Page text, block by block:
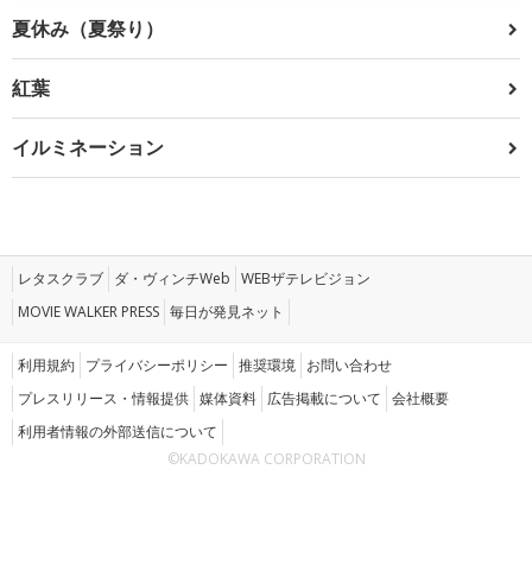
夏休み（夏祭り）
紅葉
イルミネーション
レタスクラブ ダ・ヴィンチWeb WEBザテレビジョン
MOVIE WALKER PRESS 毎日が発見ネット
利用規約 プライバシーポリシー 推奨環境 お問い合わせ
プレスリリース・情報提供 媒体資料 広告掲載について 会社概要
利用者情報の外部送信について
©KADOKAWA CORPORATION